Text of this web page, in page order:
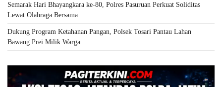
Semarak Hari Bhayangkara ke-80, Polres Pasuruan Perkuat Soliditas
Lewat Olahraga Bersama
Dukung Program Ketahanan Pangan, Polsek Tosari Pantau Lahan
Bawang Prei Milik Warga